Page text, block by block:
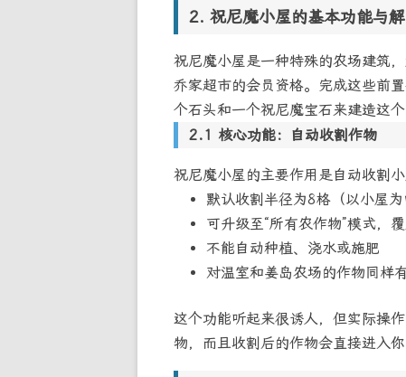
祝尼魔小屋的基本功能与
祝尼魔小屋是一种特殊的农场建筑
乔家超市的会员资格。完成这些前
个石头和一个祝尼魔宝石来建造这个
核心功能：自动收割作物
祝尼魔小屋的主要作用是自动收割
默认收割半径为8格（以小屋为
可升级至“所有农作物”模式，
不能自动种植、浇水或施肥
对温室和姜岛农场的作物同样
这个功能听起来很诱人，但实际操
物，而且收割后的作物会直接进入